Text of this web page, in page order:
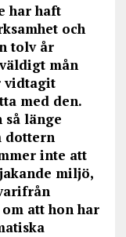
har haft
och
tolv år
mån
vidtagit
med den.
länge
dottern
inte att
miljö,
att hon har